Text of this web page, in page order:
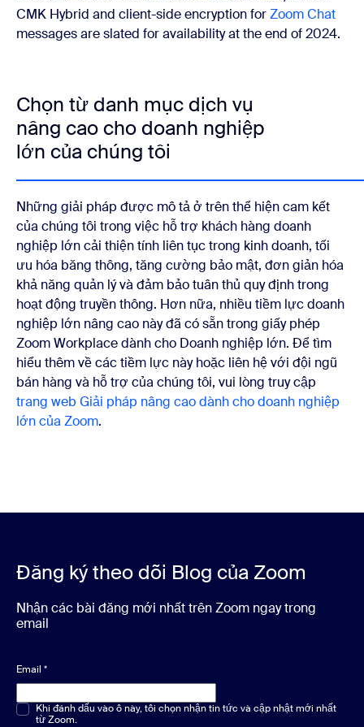
CMK Hybrid and client-side encryption forZoom Chat
messages are slated for availability at the end of 2024.
Chọn từ danh mục dịch vụ
nâng cao cho doanh nghiệp
lớn của chúng tôi
Những giải pháp được mô tả ở trên thể hiện cam kết
của chúng tôi trong việc hỗ trợ khách hàng doanh
nghiệp lớn cải thiện tính liên tục trong kinh doanh, tối
ưu hóa băng thông, tăng cường bảo mật, đơn giản hóa
khả năng quản lý và đảm bảo tuân thủ quy định trong
hoạt động truyền thông. Hơn nữa, nhiều tiềm lực doanh
nghiệp lớn nâng cao này đã có sẵn trong giấy phép
Zoom Workplace dành cho Doanh nghiệp lớn. Để tìm
hiểu thêm về các tiềm lực này hoặc liên hệ với đội ngũ
bán hàng và hỗ trợ của chúng tôi, vui lòng truy cập
trang web Giải pháp nâng cao dành cho doanh nghiệp
lớn của Zoom.
Đăng ký theo dõi Blog của Zoom
Nhận các bài đăng mới nhất trên Zoom ngay trong
email
Email *
Chọn một hoặc nhiều phương án*
Khi đánh dấu vào ô này, tôi chọn nhận tin tức và cập nhật mới nhất
từ Zoom.